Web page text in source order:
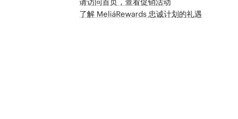
了解 MeliáRewards 忠诚计划的礼遇